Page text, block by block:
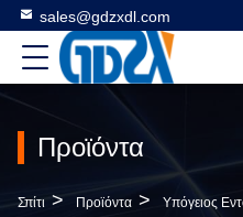
sales@gdzxdl.com
Προϊόντα
Σπίτι > Προϊόντα > Υπόγειος